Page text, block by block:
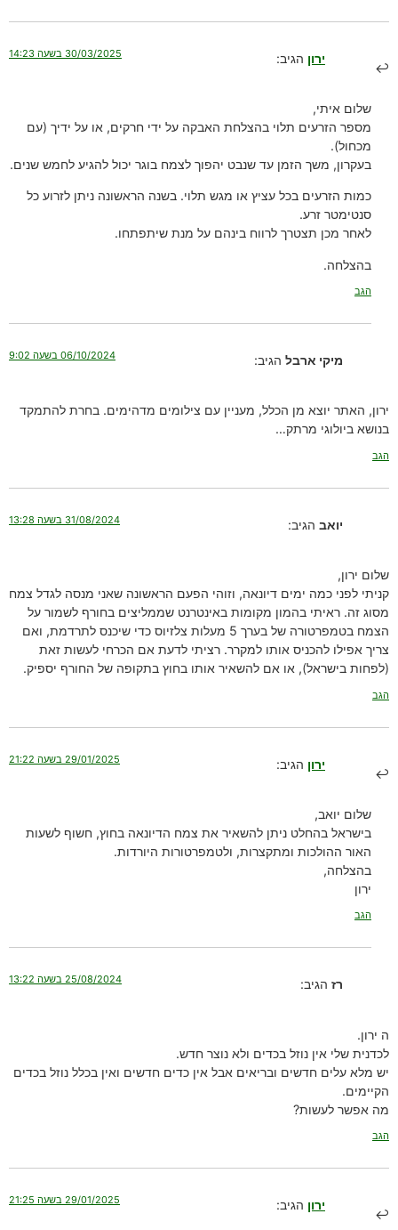
ירון הגיב: 30/03/2025 בשעה 14:23
שלום איתי,
מספר הזרעים תלוי בהצלחת האבקה על ידי חרקים, או על ידיך (עם
מכחול).
בעקרון, משך הזמן עד שנבט יהפוך לצמח בוגר יכול להגיע לחמש שנים.
כמות הזרעים בכל עציץ או מגש תלוי. בשנה הראשונה ניתן לזרוע כל
סנטימטר זרע.
לאחר מכן תצטרך לרווח בינהם על מנת שיתפתחו.
בהצלחה.
הגב
מיקי ארבל הגיב: 06/10/2024 בשעה 9:02
ירון, האתר יוצא מן הכלל, מעניין עם צילומים מדהימים. בחרת להתמקד
בנושא ביולוגי מרתק…
הגב
יואב הגיב: 31/08/2024 בשעה 13:28
שלום ירון,
קניתי לפני כמה ימים דיונאה, וזוהי הפעם הראשונה שאני מנסה לגדל צמח
מסוג זה. ראיתי בהמון מקומות באינטרנט שממליצים בחורף לשמור על
הצמח בטמפרטורה של בערך 5 מעלות צלזיוס כדי שיכנס לתרדמת, ואם
צריך אפילו להכניס אותו למקרר. רציתי לדעת אם הכרחי לעשות זאת
(לפחות בישראל), או אם להשאיר אותו בחוץ בתקופה של החורף יספיק.
הגב
ירון הגיב: 29/01/2025 בשעה 21:22
שלום יואב,
בישראל בהחלט ניתן להשאיר את צמח הדיונאה בחוץ, חשוף לשעות
האור ההולכות ומתקצרות, ולטמפרטורות היורדות.
בהצלחה,
ירון
הגב
רז הגיב: 25/08/2024 בשעה 13:22
ה ירון.
לכדנית שלי אין נוזל בכדים ולא נוצר חדש.
יש מלא עלים חדשים ובריאים אבל אין כדים חדשים ואין בכלל נוזל בכדים
הקיימים.
מה אפשר לעשות?
הגב
ירון הגיב: 29/01/2025 בשעה 21:25